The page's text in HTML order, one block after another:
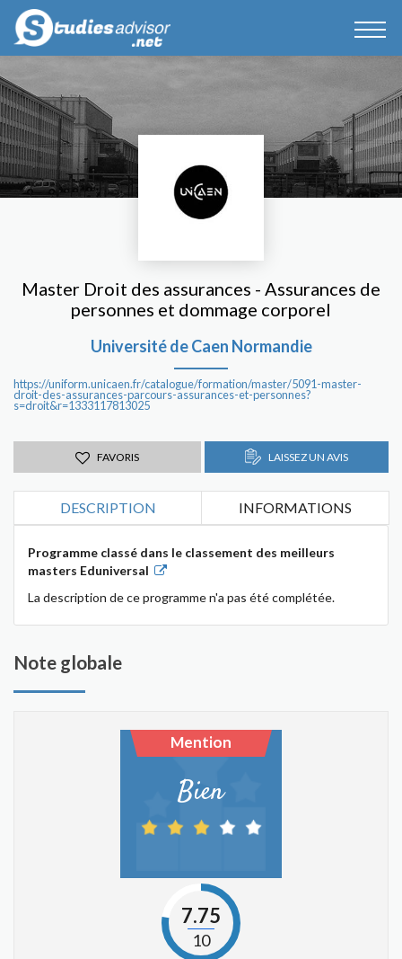
Master Droit des assurances - Assurances de
personnes et dommage corporel
Université de Caen Normandie
https://uniform.unicaen.fr/catalogue/formation/master/5091-master-
droit-des-assurances-parcours-assurances-et-personnes?
s=droit&r=1333117813025
FAVORIS LAISSEZ UN AVIS
DESCRIPTION INFORMATIONS
Programme classé dans le classement des meilleurs
masters Eduniversal
La description de ce programme n'a pas été complétée.
Note globale
Mention
Bien
7.75
10